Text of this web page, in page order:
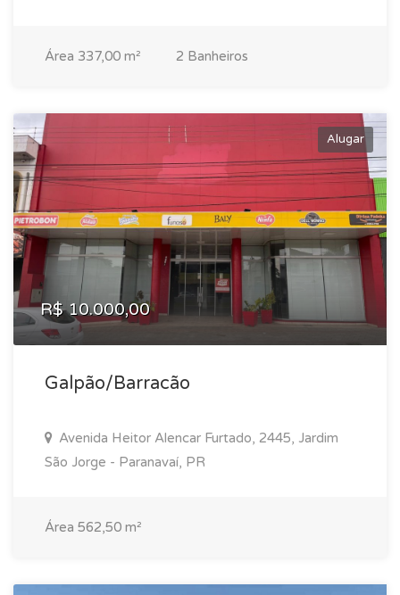
Área 337,00 m² 2 Banheiros
Alugar
R$ 10.000,00
Galpão/Barracão
Avenida Heitor Alencar Furtado, 2445, Jardim
São Jorge - Paranavaí, PR
Área 562,50 m²